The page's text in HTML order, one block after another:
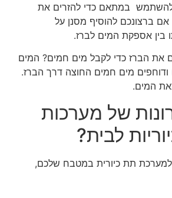
במתאם כדי להזרים את
אם ברצונכם להוסיף מסנן על
בין אספקת המים לברז.
את הברז כדי לקבל מים חמים? המים
ודוחפים מים חמים החוצה דרך הברז.
המים.
של מערכות
לבית?
למערכת תת כיורית במטבח שלכם,